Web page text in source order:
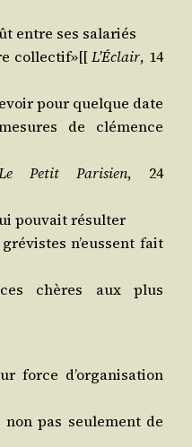
entre ses salariés
col­lec­tif»[[L’É­clair, 14
pour quelque date
de clé­mence
Petit Pari­sien, 24
pou­vait résulter
n’eussent fait
chères aux plus
force d’or­ga­ni­sa­tion
pas seule­ment de